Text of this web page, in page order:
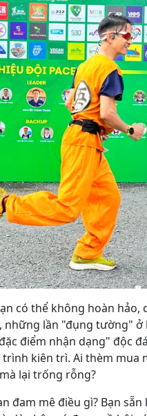
có thể không hoàn hảo,
những lần "đụng tường" ở
điểm nhận dạng" độc
trình kiên trì. Ai thèm mua
lại trống rỗng?
đam mê điều gì? Bạn sẵn